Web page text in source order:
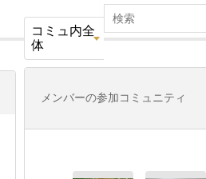
コミュ内全
体
メンバーの参加コミュニティ